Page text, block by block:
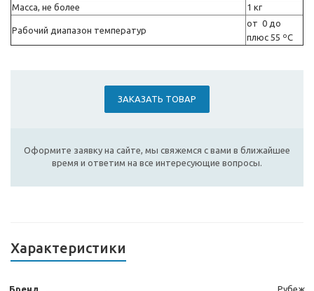
Масса, не более
1 кг
Рабочий диапазон температур
от 0 до
плюс 55 ºС
ЗАКАЗАТЬ ТОВАР
Оформите заявку на сайте, мы свяжемся с вами в ближайшее
время и ответим на все интересующие вопросы.
Характеристики